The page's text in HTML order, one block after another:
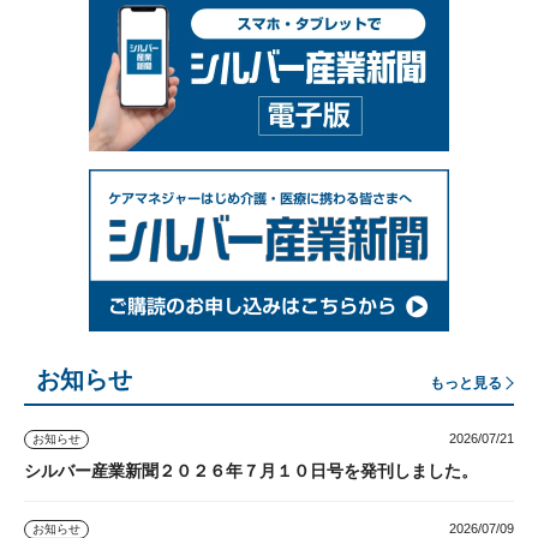
お知らせ もっと見る
お知らせ 2026/07/21
シルバー産業新聞２０２６年７月１０日号を発刊しました。
お知らせ 2026/07/09